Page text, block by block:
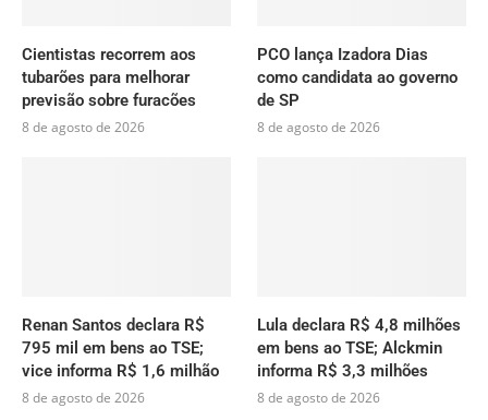
Cientistas recorrem aos
tubarões para melhorar
previsão sobre furacões
8 de agosto de 2026
PCO lança Izadora Dias
como candidata ao governo
de SP
8 de agosto de 2026
Renan Santos declara R$
795 mil em bens ao TSE;
vice informa R$ 1,6 milhão
8 de agosto de 2026
Lula declara R$ 4,8 milhões
em bens ao TSE; Alckmin
informa R$ 3,3 milhões
8 de agosto de 2026